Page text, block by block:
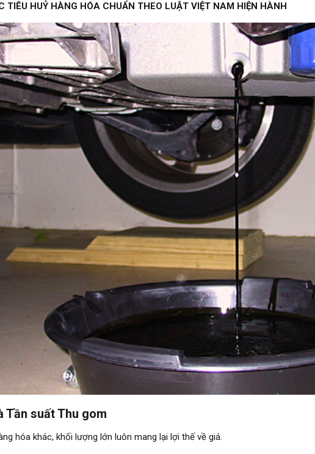
TIÊU HUỶ HÀNG HÓA CHUẨN THEO LUẬT VIỆT NAM HIỆN HÀNH
Tần suất Thu gom
hóa khác, khối lượng lớn luôn mang lại lợi thế về giá.